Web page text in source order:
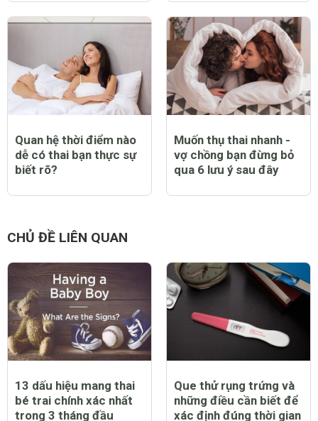
Quan hệ thời điểm nào
dễ có thai bạn thực sự
biết rõ?
Muốn thụ thai nhanh -
vợ chồng bạn đừng bỏ
qua 6 lưu ý sau đây
CHỦ ĐỀ LIÊN QUAN
13 dấu hiệu mang thai
bé trai chính xác nhất
trong 3 tháng đầu
Que thử rụng trứng và
những điều cần biết để
xác định đúng thời gian